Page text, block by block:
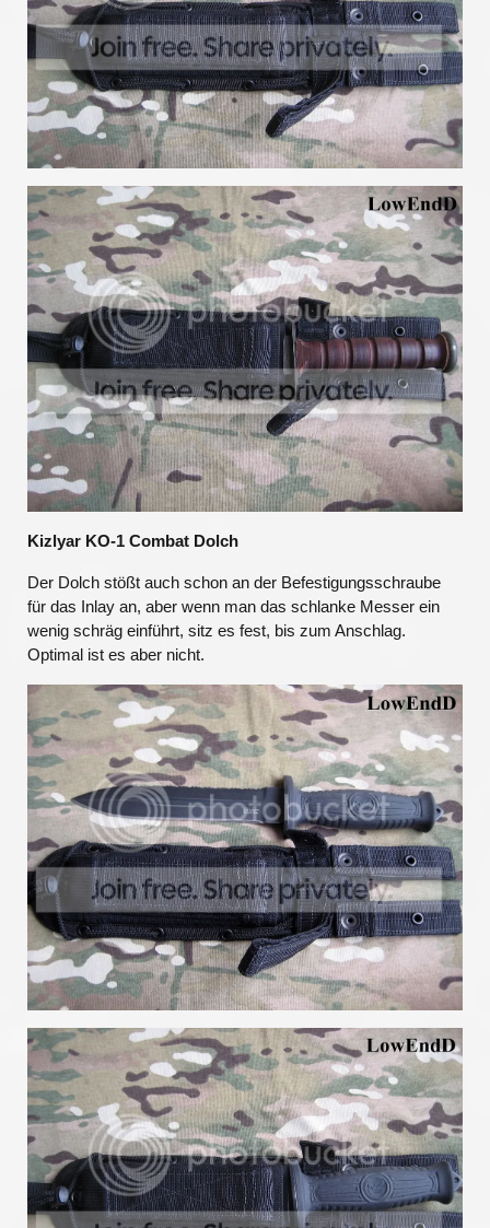
Kizlyar KO-1 Combat Dolch
Der Dolch stößt auch schon an der Befestigungsschraube
für das Inlay an, aber wenn man das schlanke Messer ein
wenig schräg einführt, sitz es fest, bis zum Anschlag.
Optimal ist es aber nicht.